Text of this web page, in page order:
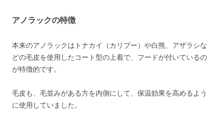
アノラックの特徴
本来のアノラックはトナカイ（カリブー）や白熊、アザラシな
どの毛皮を使用したコート型の上着で、フードが付いているの
が特徴的です。
毛皮も、毛並みがある方を内側にして、保温効果を高めるよう
に使用していました。